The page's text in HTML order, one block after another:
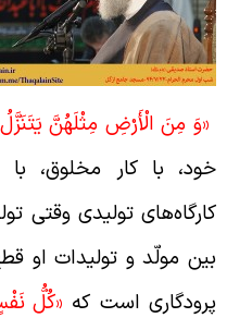
مِنَ الْأَرْضِ مِثْلَهُنَّ يَتَنَزَّلُ
با کار مخلوق،
تولیدی وقتی
مولّد و تولیدات او
است که« كُلُّ